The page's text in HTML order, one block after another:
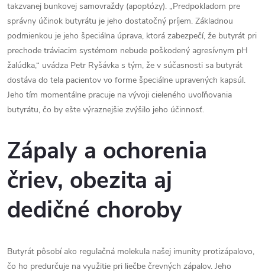
takzvanej bunkovej samovraždy (apoptózy). „Predpokladom pre
správny účinok butyrátu je jeho dostatočný príjem. Základnou
podmienkou je jeho špeciálna úprava, ktorá zabezpečí, že butyrát pri
prechode tráviacim systémom nebude poškodený agresívnym pH
žalúdka,“ uvádza Petr Ryšávka s tým, že v súčasnosti sa butyrát
dostáva do tela pacientov vo forme špeciálne upravených kapsúl.
Jeho tím momentálne pracuje na vývoji cieleného uvoľňovania
butyrátu, čo by ešte výraznejšie zvýšilo jeho účinnosť.
Zápaly a ochorenia
čriev, obezita aj
dedičné choroby
Butyrát pôsobí ako regulačná molekula našej imunity protizápalovo,
čo ho predurčuje na využitie pri liečbe črevných zápalov. Jeho